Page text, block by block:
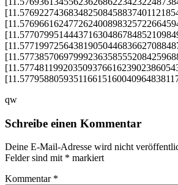
qw
Schreibe einen Kommentar
Deine E-Mail-Adresse wird nicht
Felder sind mit * markiert
Kommentar *